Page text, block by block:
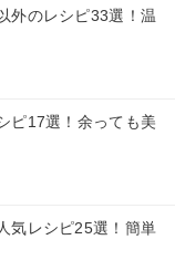
外のレシピ33選！温
ピ17選！余っても美
気レシピ25選！簡単